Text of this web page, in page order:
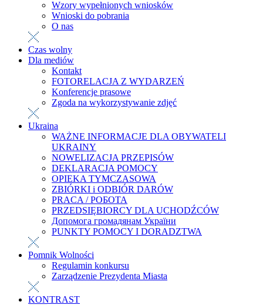
Wzory wypełnionych wniosków
Wnioski do pobrania
O nas
Czas wolny
Dla mediów
Kontakt
FOTORELACJA Z WYDARZEŃ
Konferencje prasowe
Zgoda na wykorzystywanie zdjęć
Ukraina
WAŻNE INFORMACJE DLA OBYWATELI
UKRAINY
NOWELIZACJA PRZEPISÓW
DEKLARACJA POMOCY
OPIEKA TYMCZASOWA
ZBIÓRKI i ODBIÓR DARÓW
PRACA / РОБОТА
PRZEDSIĘBIORCY DLA UCHODŹCÓW
Допомога громадянам України
PUNKTY POMOCY I DORADZTWA
Pomnik Wolności
Regulamin konkursu
Zarządzenie Prezydenta Miasta
KONTRAST